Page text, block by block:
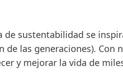
de sustentabilidad se
de las generaciones).
y mejorar la vida de